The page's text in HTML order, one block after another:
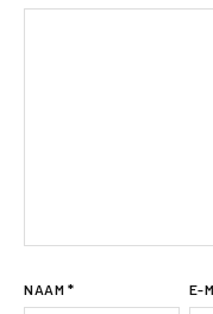
NAAM * E-